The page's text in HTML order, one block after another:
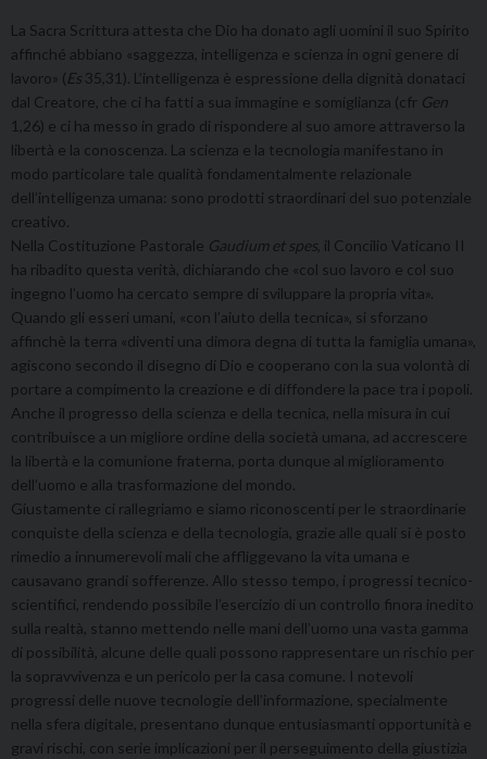
La Sacra Scrittura attesta che Dio ha donato agli uomini il suo Spirito
affinché abbiano «saggezza, intelligenza e scienza in ogni genere di
lavoro» (Es 35,31). L’intelligenza è espressione della dignità donataci
dal Creatore, che ci ha fatti a sua immagine e somiglianza (cfr Gen
1,26) e ci ha messo in grado di rispondere al suo amore attraverso la
libertà e la conoscenza. La scienza e la tecnologia manifestano in
modo particolare tale qualità fondamentalmente relazionale
dell’intelligenza umana: sono prodotti straordinari del suo potenziale
creativo.
Nella Costituzione Pastorale Gaudium et spes , il Concilio Vaticano II
ha ribadito questa verità, dichiarando che «col suo lavoro e col suo
ingegno l’uomo ha cercato sempre di sviluppare la propria vita».
Quando gli esseri umani, «con l’aiuto della tecnica», si sforzano
affinchè la terra «diventi una dimora degna di tutta la famiglia umana»,
agiscono secondo il disegno di Dio e cooperano con la sua volontà di
portare a compimento la creazione e di diffondere la pace tra i popoli.
Anche il progresso della scienza e della tecnica, nella misura in cui
contribuisce a un migliore ordine della società umana, ad accrescere
la libertà e la comunione fraterna, porta dunque al miglioramento
dell’uomo e alla trasformazione del mondo.
Giustamente ci rallegriamo e siamo riconoscenti per le straordinarie
conquiste della scienza e della tecnologia, grazie alle quali si è posto
rimedio a innumerevoli mali che affliggevano la vita umana e
causavano grandi sofferenze. Allo stesso tempo, i progressi tecnico-
scientifici, rendendo possibile l’esercizio di un controllo finora inedito
sulla realtà, stanno mettendo nelle mani dell’uomo una vasta gamma
di possibilità, alcune delle quali possono rappresentare un rischio per
la sopravvivenza e un pericolo per la casa comune. I notevoli
progressi delle nuove tecnologie dell’informazione, specialmente
nella sfera digitale, presentano dunque entusiasmanti opportunità e
gravi rischi, con serie implicazioni per il perseguimento della giustizia